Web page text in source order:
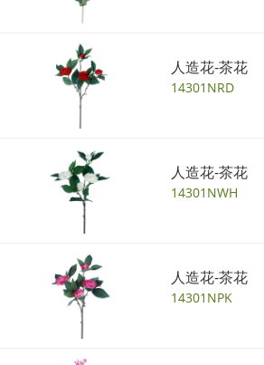
人造花-茶花
14301NRD
人造花-茶花
14301NWH
人造花-茶花
14301NPK